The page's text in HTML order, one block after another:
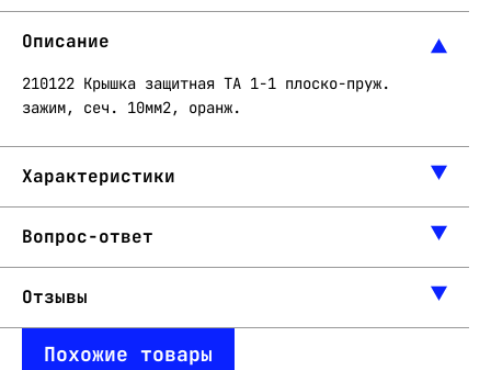
Описание
210122 Крышка защитная ТА 1-1 плоско-пруж.
зажим, сеч. 10мм2, оранж.
Характеристики
Вопрос-ответ
Отзывы
Похожие товары